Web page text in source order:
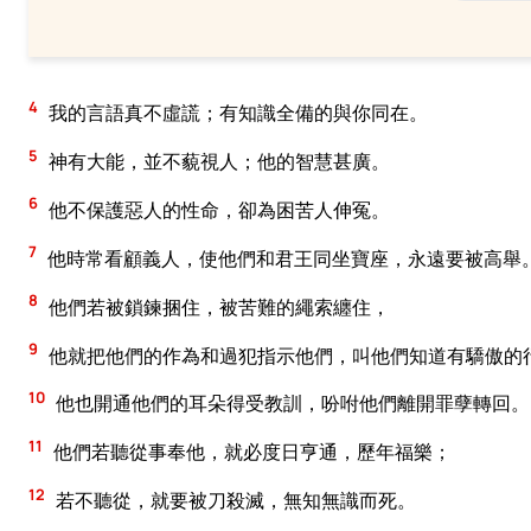
4 我的言語真不虛謊；有知識全備的與你同在。
5 神有大能，並不藐視人；他的智慧甚廣。
6 他不保護惡人的性命，卻為困苦人伸冤。
7 他時常看顧義人，使他們和君王同坐寶座，永遠要被高舉。
8 他們若被鎖鍊捆住，被苦難的繩索纏住，
9 他就把他們的作為和過犯指示他們，叫他們知道有驕傲的
10 他也開通他們的耳朵得受教訓，吩咐他們離開罪孽轉回。
11 他們若聽從事奉他，就必度日亨通，歷年福樂；
12 若不聽從，就要被刀殺滅，無知無識而死。